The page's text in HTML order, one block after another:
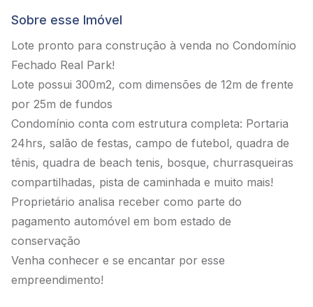
Sobre esse Imóvel
Lote pronto para construção à venda no Condomínio
Fechado Real Park!
Lote possui 300m2, com dimensões de 12m de frente
por 25m de fundos
Condomínio conta com estrutura completa: Portaria
24hrs, salão de festas, campo de futebol, quadra de
tênis, quadra de beach tenis, bosque, churrasqueiras
compartilhadas, pista de caminhada e muito mais!
Proprietário analisa receber como parte do
pagamento automóvel em bom estado de
conservação
Venha conhecer e se encantar por esse
empreendimento!